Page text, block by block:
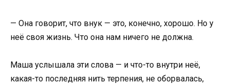
— Она говорит, что внук — это, конечно, хорошо. Но у
неё своя жизнь. Что она нам ничего не должна.
Маша услышала эти слова — и что-то внутри неё,
какая-то последняя нить терпения, не оборвалась,